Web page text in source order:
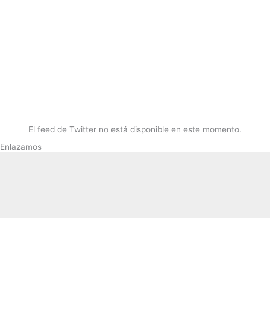
El feed de Twitter no está disponible en este momento.
Enlazamos